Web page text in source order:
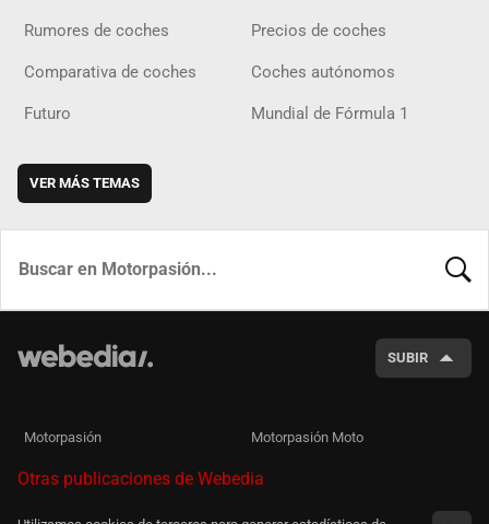
Rumores de coches Precios de coches
Comparativa de coches Coches autónomos
Futuro Mundial de Fórmula 1
VER MÁS TEMAS
SUBIR
Motorpasión Motorpasión Moto
Otras publicaciones de Webedia